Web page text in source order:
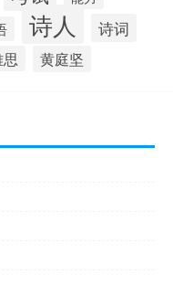
诗人 诗词
思 黄庭坚